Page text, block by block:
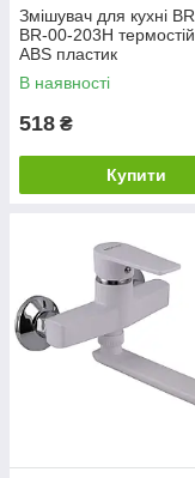
Змішувач для кухні
BR-00-203H
ABS пластик
В наявності
518 ₴
Купити